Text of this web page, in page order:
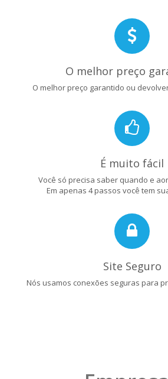
O melhor preço
O melhor preço garantido ou
É muito fácil
Você só precisa saber quando e
Em apenas 4 passos você tem
Site Seguro
Nós usamos conexões seguras para